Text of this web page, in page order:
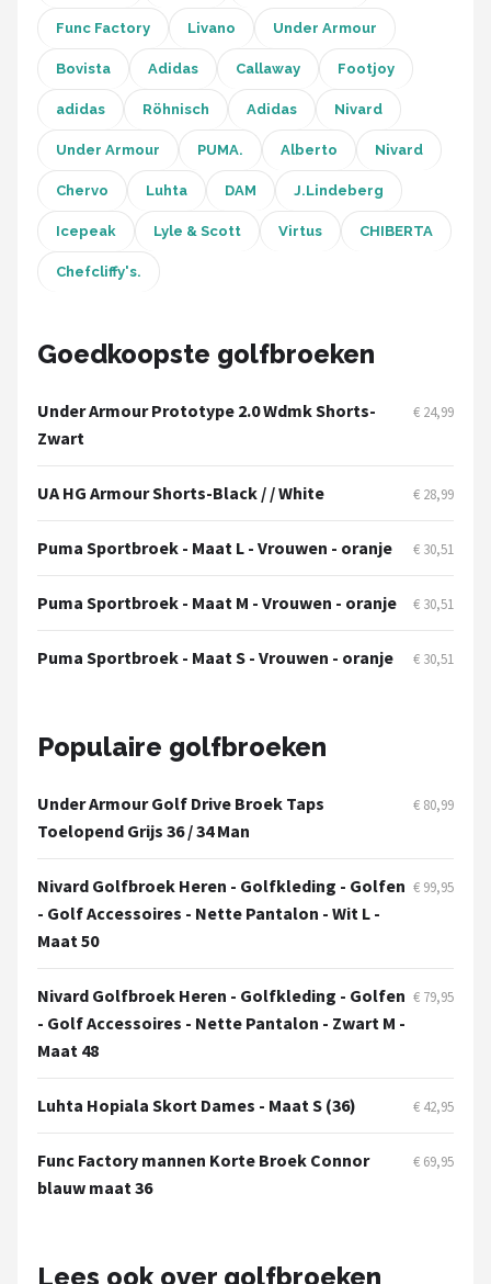
Nivard
Bovista
Under Armour
Skymax
Callaway
FastFold
Alle merken →
Func Factory Livano Under Armour
Bovista Adidas Callaway Footjoy
adidas Röhnisch Adidas Nivard
Under Armour PUMA. Alberto Nivard
Chervo Luhta DAM J.Lindeberg
Icepeak Lyle & Scott Virtus CHIBERTA
Chefcliffy's.
Goedkoopste golfbroeken
Under Armour Prototype 2.0 Wdmk Shorts-
Zwart
€ 24,99
UA HG Armour Shorts-Black / / White € 28,99
Puma Sportbroek - Maat L - Vrouwen - oranje € 30,51
Puma Sportbroek - Maat M - Vrouwen - oranje € 30,51
Puma Sportbroek - Maat S - Vrouwen - oranje € 30,51
Populaire golfbroeken
Under Armour Golf Drive Broek Taps
Toelopend Grijs 36 / 34 Man
€ 80,99
Nivard Golfbroek Heren - Golfkleding - Golfen
- Golf Accessoires - Nette Pantalon - Wit L -
Maat 50
€ 99,95
Nivard Golfbroek Heren - Golfkleding - Golfen
- Golf Accessoires - Nette Pantalon - Zwart M -
Maat 48
€ 79,95
Luhta Hopiala Skort Dames - Maat S (36) € 42,95
Func Factory mannen Korte Broek Connor
blauw maat 36
€ 69,95
Lees ook over golfbroeken